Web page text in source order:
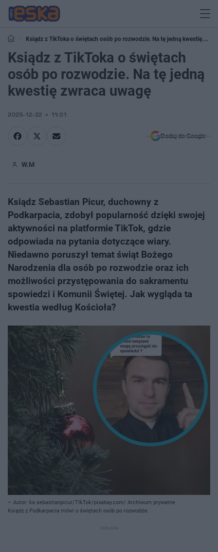
Ksiądz z TikToka o świętach osób po rozwodzie. Na tę jedną kwestię
zwraca uwagę
Ksiądz z TikToka o świętach
osób po rozwodzie. Na tę jedną
kwestię zwraca uwagę
2025-12-22 11:01
Dodaj do Google
W.M
Ksiądz Sebastian Picur, duchowny z
Podkarpacia, zdobył popularność dzięki swojej
aktywności na platformie TikTok, gdzie
odpowiada na pytania dotyczące wiary.
Niedawno poruszył temat świąt Bożego
Narodzenia dla osób po rozwodzie oraz ich
możliwości przystępowania do sakramentu
spowiedzi i Komunii Świętej. Jak wygląda ta
kwestia według Kościoła?
Autor: ks.sebastianpicur/TIkTok/pixabay.com/ Archiwum prywatne
Ksiądz z Podkarpacia mówi o świętach osób po rozwodzie.